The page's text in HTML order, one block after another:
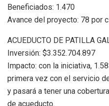
Beneficiados: 1.470
Avance del proyecto: 78 por
ACUEDUCTO DE PATILLA
Inversión: $3.352.704.897
Impacto: con la iniciativa,
primera vez con el servicio
y pasará a tener una
de acueducto.